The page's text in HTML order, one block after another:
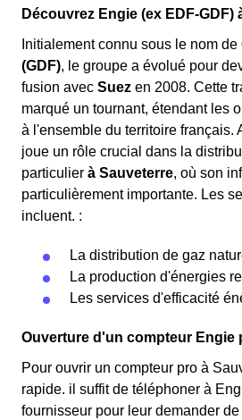
Découvrez Engie (ex EDF-GDF)
Initialement connu sous le nom de
(GDF), le groupe a évolué pour
fusion avec Suez en 2008. Cette
marqué un tournant, étendant les
à l'ensemble du territoire français.
joue un rôle crucial dans la
particulier à Sauveterre, où son
particulièrement importante. Les
incluent. :
La distribution de gaz
La production d'énergies
Les services d'efficacité
Ouverture d'un compteur Engie
Pour ouvrir un compteur pro à
rapide. il suffit de téléphoner à
fournisseur pour leur demander